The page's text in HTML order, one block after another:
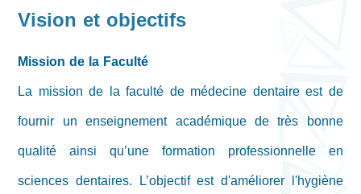
Vision et objectifs
Mission de la Faculté
La mission de la faculté de médecine dentaire est de
fournir un enseignement académique de très bonne
qualité ainsi qu’une formation professionnelle en
sciences dentaires. L’objectif est d'améliorer l'hygiène